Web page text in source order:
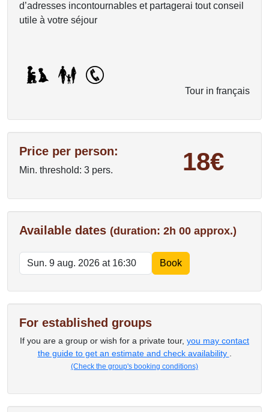
d’adresses incontournables et partagerai tout conseil
utile à votre séjour
Tour in français
Price per person:
Min. threshold: 3 pers. 18€
Available dates (duration: 2h 00 approx.)
For established groups
If you are a group or wish for a private tour, you may contact
the guide to get an estimate and check availability
(Check the group's booking conditions)